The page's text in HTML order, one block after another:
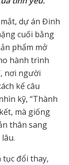
dự án Đinh
cuối bằng
phẩm mở
hành trình
nơi người
kể câu
kỹ, “Thành
mà giống
thân sang
đổi thay,